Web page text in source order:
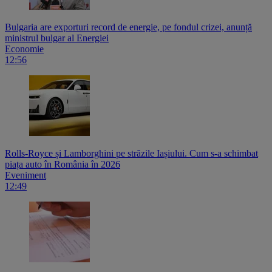
Bulgaria are exporturi record de energie, pe fondul crizei, anunță
ministrul bulgar al Energiei
Economie
12:56
Rolls-Royce și Lamborghini pe străzile Iașiului. Cum s-a schimbat
piața auto în România în 2026
Eveniment
12:49